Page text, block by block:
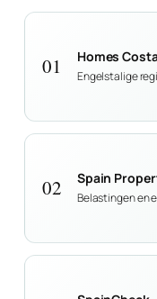
01 Homes
Engelstalige
02 Spain
Belastingen en